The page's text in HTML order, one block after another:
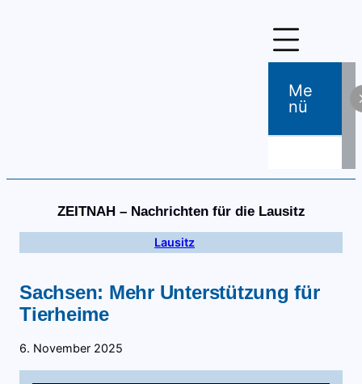
Me
Nü
ZEITNAH – Nachrichten für die Lausitz
Lausitz
Sachsen: Mehr Unterstützung für
Tierheime
6. November 2025